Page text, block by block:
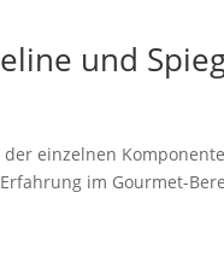
und
einzelnen
im Gourmet-